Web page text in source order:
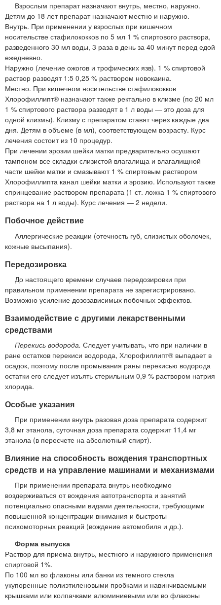
Взрослым препарат назначают внутрь, местно, наружно.
Детям до 18 лет препарат назначают местно и наружно.
Внутрь. При применении у взрослых при кишечном
носительстве стафилококков по 5 мл 1 % спиртового раствора,
разведенного 30 мл воды, 3 раза в день за 40 минут перед едой
ежедневно.
Наружно (лечение ожогов и трофических язв). 1 % спиртовой
раствор разводят 1:5 0,25 % раствором новокаина.
Местно. При кишечном носительстве стафилококков
Хлорофиллипт® назначают также ректально в клизме (по 20 мл
1 % спиртового раствора разводят в 1 л воды — это доза для
одной клизмы). Клизму с препаратом ставят через каждые два
дня. Детям в объеме (в мл), соответствующем возрасту. Курс
лечения состоит из 10 процедур.
При лечении эрозии шейки матки предварительно осушают
тампоном все складки слизистой влагалища и влагалищной
части шейки матки и смазывают 1 % спиртовым раствором
Хлорофиллипта канал шейки матки и эрозию. Используют также
спринцевание раствором препарата (1 ст. ложка 1 % спиртового
раствора на 1 л воды). Курс лечения — 2 недели.
Побочное действие
Аллергические реакции (отечность губ, слизистых оболочек,
кожные высыпания).
Передозировка
До настоящего времени случаев передозировки при
правильном применении препарата не зарегистрировано.
Возможно усиление дозозависимых побочных эффектов.
Взаимодействие с другими лекарственными
средствами
Перекись водорода. Следует учитывать, что при наличии в
ране остатков перекиси водорода, Хлорофиллипт® выпадает в
осадок, поэтому после промывания раны перекисью водорода
остатки его следует изъять стерильным 0,9 % раствором натрия
хлорида.
Особые указания
При применении внутрь разовая доза препарата содержит
3,8 мг этанола, суточная доза препарата содержит 11,4 мг
этанола (в пересчете на абсолютный спирт).
Влияние на способность вождения транспортных
средств и на управление машинами и механизмами
При применении препарата внутрь необходимо
воздерживаться от вождения автотранспорта и занятий
потенциально опасными видами деятельности, требующими
повышенной концентрации внимания и быстроты
психомоторных реакций (вождение автомобиля и др.).
Форма выпуска
Раствор для приема внутрь, местного и наружного применения
спиртовой 1%.
По 100 мл во флаконы или банки из темного стекла
укупоренные полиэтиленовыми пробками и навинчиваемыми
крышками или колпачками алюминиевыми или во флаконы